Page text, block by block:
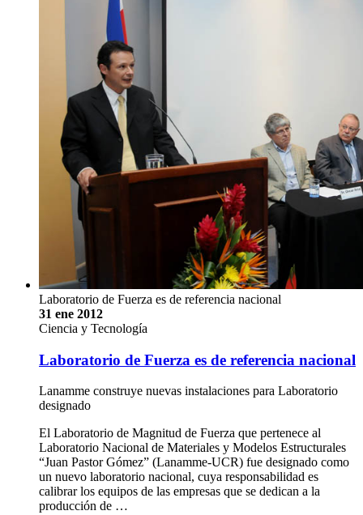
Laboratorio de Fuerza es de referencia nacional
31 ene 2012
Ciencia y Tecnología
Laboratorio de Fuerza es de referencia nacional
Lanamme construye nuevas instalaciones para Laboratorio
designado
El Laboratorio de Magnitud de Fuerza que pertenece al
Laboratorio Nacional de Materiales y Modelos Estructurales
“Juan Pastor Gómez” (Lanamme-UCR) fue designado como
un nuevo laboratorio nacional, cuya responsabilidad es
calibrar los equipos de las empresas que se dedican a la
producción de …